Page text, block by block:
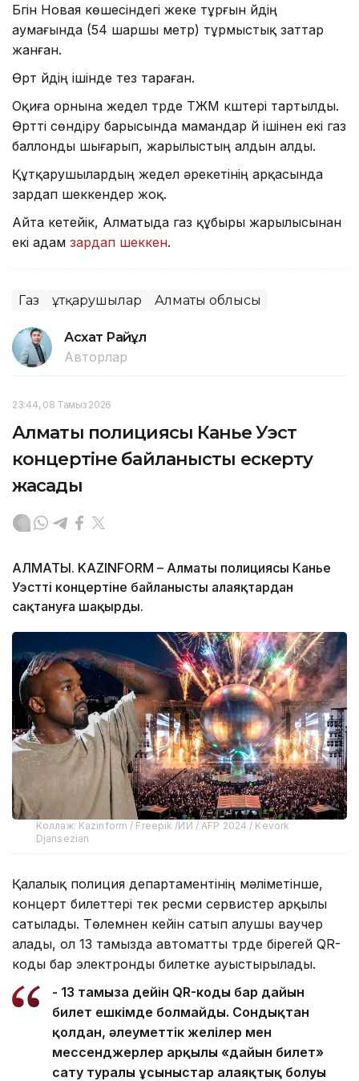
Бүгін Новая көшесіндегі жеке тұрғын үйдің
аумағында (54 шаршы метр) тұрмыстық заттар
жанған.
Өрт үйдің ішінде тез тараған.
Оқиға орнына жедел түрде ТЖМ күштері тартылды.
Өртті сөндіру барысында мамандар үй ішінен екі газ
баллонды шығарып, жарылыстың алдын алды.
Құтқарушылардың жедел әрекетінің арқасында
зардап шеккендер жоқ.
Айта кетейік, Алматыда газ құбыры жарылысынан
екі адам зардап шеккен.
Газ Құтқарушылар Алматы облысы
Асхат Райқұл
Авторлар
23:44, 08 Тамыз 2026
Алматы полициясы Канье Уэст
концертіне байланысты ескерту
жасады
АЛМАТЫ. KAZINFORM – Алматы полициясы Канье
Уэсттің концертіне байланысты алаяқтардан
сақтануға шақырды.
Коллаж: Kazinform / Freepik /ИИ / AFP 2024 / Kevork
Djansezian
Қалалық полиция департаментінің мәліметінше,
концерт билеттері тек ресми сервистер арқылы
сатылады. Төлемнен кейін сатып алушы ваучер
алады, ол 13 тамызда автоматты түрде бірегей QR-
коды бар электронды билетке ауыстырылады.
- 13 тамызға дейін QR-коды бар дайын
билет ешкімде болмайды. Сондықтан
қолдан, әлеуметтік желілер мен
мессенджерлер арқылы «дайын билет»
сату туралы ұсыныстар алаяқтық болуы